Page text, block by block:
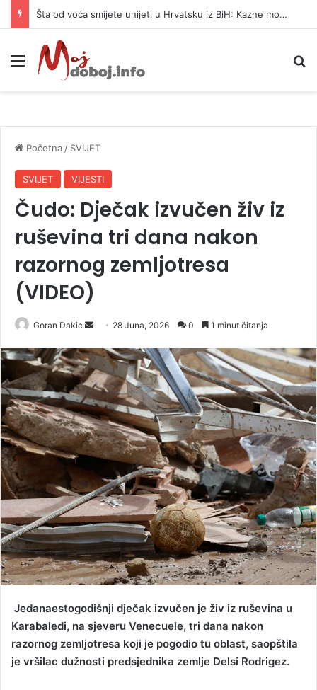
Šta od voća smijete unijeti u Hrvatsku iz BiH: Kazne mogu dostići 13.260 evra
Meni
Početna / SVIJET
SVIJET VIJESTI
Čudo: Dječak izvučen živ iz
ruševina tri dana nakon
razornog zemljotresa
(VIDEO)
Goran Dakic
d
a
n
e
m
a
i
l
28 Juna, 2026 0 1 minut čitanja
Jedanaestogodišnji dječak izvučen je živ iz ruševina u
Karabaledi, na sjeveru Venecuele, tri dana nakon
razornog zemljotresa koji je pogodio tu oblast, saopštila
je vršilac dužnosti predsjednika zemlje Delsi Rodrigez.